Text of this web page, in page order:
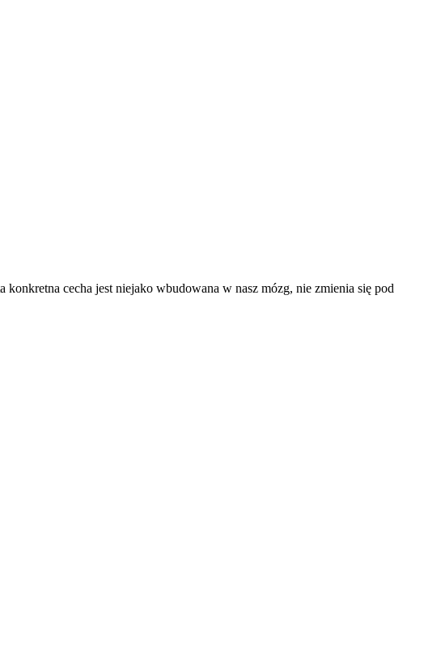
cecha jest niejako wbudowana w nasz mózg, nie zmienia się pod